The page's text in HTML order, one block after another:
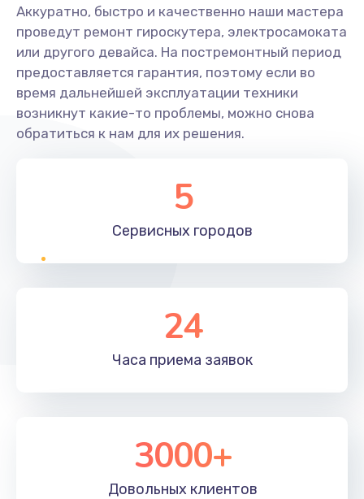
Аккуратно, быстро и качественно наши мастера
проведут ремонт гироскутера, электросамоката
или другого девайса. На постремонтный период
предоставляется гарантия, поэтому если во
время дальнейшей эксплуатации техники
возникнут какие-то проблемы, можно снова
обратиться к нам для их решения.
5
Сервисных городов
24
Часа приема заявок
3000+
Довольных клиентов